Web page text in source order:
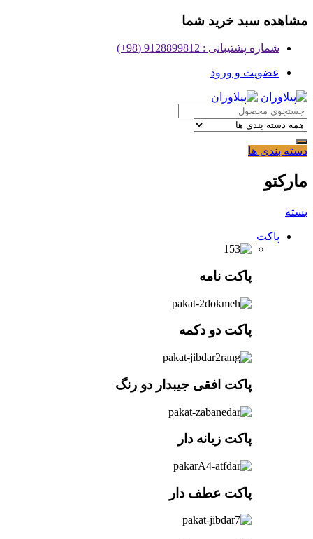
مشاهده سبد خرید شما
شماره پشتیبانی : 9128899812 (98+)
عضویت و ورود
دسته بندی ها
مارکتو
بسته
پاکت
پاکت نامه
پاکت دو دکمه
پاکت افقی جیبدار دو رنگ
پاکت زبانه دار
پاکت عطف دار